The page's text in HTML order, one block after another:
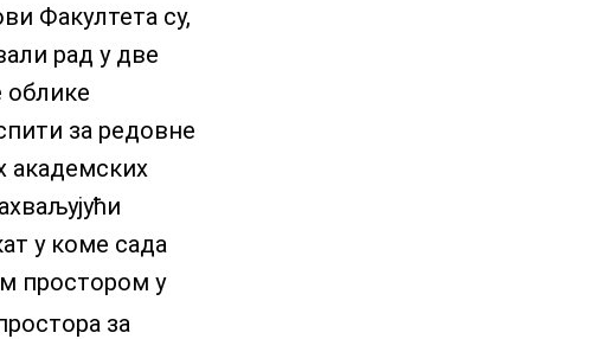
Факултета су,
рад у две
облике
за редовне
академских
у коме сада
простором у
за